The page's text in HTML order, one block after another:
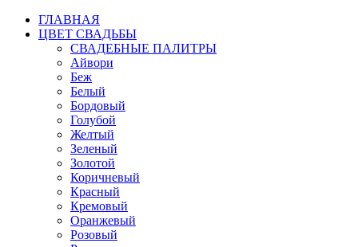
ГЛАВНАЯ
ЦВЕТ СВАДЬБЫ
СВАДЕБНЫЕ ПАЛИТРЫ
Айвори
Беж
Белый
Бордовый
Голубой
Желтый
Зеленый
Золотой
Коричневый
Красный
Кремовый
Оранжевый
Розовый